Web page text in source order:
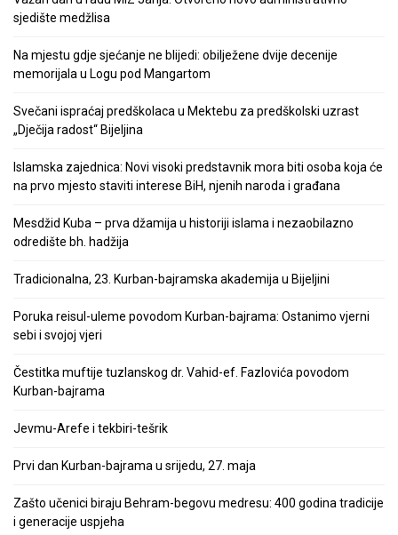
sjedište medžlisa
Na mjestu gdje sjećanje ne blijedi: obilježene dvije decenije
memorijala u Logu pod Mangartom
Svečani ispraćaj predškolaca u Mektebu za predškolski uzrast
„Dječija radost“ Bijeljina
Islamska zajednica: Novi visoki predstavnik mora biti osoba koja će
na prvo mjesto staviti interese BiH, njenih naroda i građana
Mesdžid Kuba – prva džamija u historiji islama i nezaobilazno
odredište bh. hadžija
Tradicionalna, 23. Kurban-bajramska akademija u Bijeljini
Poruka reisul-uleme povodom Kurban-bajrama: Ostanimo vjerni
sebi i svojoj vjeri
Čestitka muftije tuzlanskog dr. Vahid-ef. Fazlovića povodom
Kurban-bajrama
Jevmu-Arefe i tekbiri-tešrik
Prvi dan Kurban-bajrama u srijedu, 27. maja
Zašto učenici biraju Behram-begovu medresu: 400 godina tradicije
i generacije uspjeha